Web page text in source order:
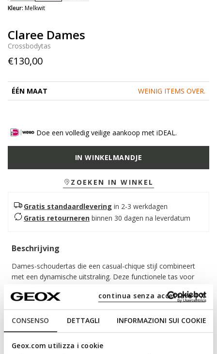
CONSENSO DETTAGLI INFORMAZIONI SUI COOKIE
Geox.com utilizza i cookie
continua senza accettare | X
Claree Dames
Crossbodytas
€130,00
Kleur: Melkwit
ÉÉN MAAT WEINIG ITEMS OVER.
Doe een volledig veilige aankoop met iDEAL.
IN WINKELMANDJE
ZOEKEN IN WINKEL
Gratis standaardlevering in 2-3 werkdagen
Gratis retourneren binnen 30 dagen na leverdatum
Beschrijving
Dames-schoudertas die een casual-chique stijl combineert
met een dynamische uitstraling. Deze functionele tas voor
hier aangeboden in een verfijnde melkwitte tint. Met twee
compartimenten en verschillende binnen- en buitenvakken is
Claree een ideaal accessoire voor het stadsleven en op
kantoor.
D46ZCA00046C1002
Meer lezen